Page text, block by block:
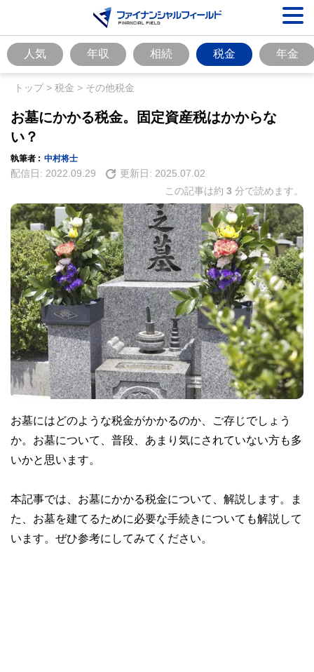
人気 年収 相続 税金 年金
トップ> 税金 > その他税金
お墓にかかる税金。固定資産税はかからな
い？
執筆者 : 中村将士
配信日: 2022.09.29 更新日: 2025.07.02
この記事は約 3 分で読めます。
お墓にはどのような税金がかかるのか、ご存じでしょう
か。お墓について、普段、あまり気にされていない方も多
いかと思います。
本記事では、お墓にかかる税金について、解説します。ま
た、お墓を建てるために必要な手続きについても解説して
います。ぜひ参考にしてみてください。